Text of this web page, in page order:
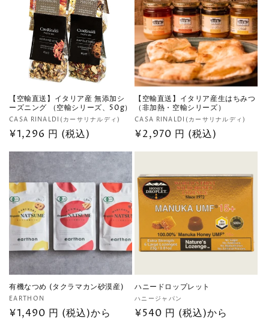
【空輸直送】イタリア産 無添加シ
ーズニング （空輸シリーズ、50g）
販
売
CASA RINALDI(カーサリナルディ)
通
常
価
格
¥1,296 円 (税込)
【空輸直送】イタリア産生はちみつ
（非加熱・空輸シリーズ）
販
売
CASA RINALDI(カーサリナルディ)
通
常
格
¥2,970 円 (税込)
有機なつめ (タクラマカン砂漠産)
販
売
EARTHON
通
¥1,490 円 (税込)から
ハニードロップレット
販
売
ハニージャパン
通
¥540 円 (税込)から